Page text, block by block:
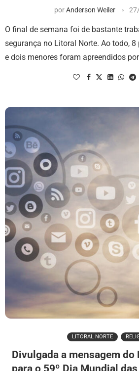
porAnderson Weiler
O final de semana foi de bastante
segurança no Litoral Norte. Ao todo,
e dois menores foram apreendidos
LITORAL NORTE
Divulgada a mensagem do